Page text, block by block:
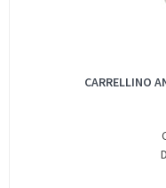
CARRELLINO